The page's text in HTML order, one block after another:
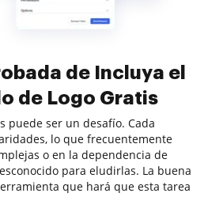
de Incluya el
de Logo Gratis
puede ser un desafío. Cada
lo que frecuentemente
o en la dependencia de
para eludirlas. La buena
que hará que esta tarea